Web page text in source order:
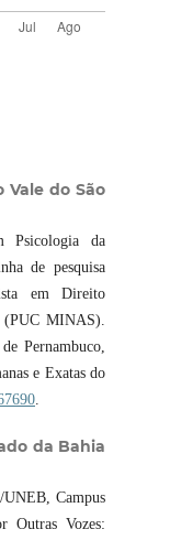
Vale do São
Psicologia da
de pesquisa
em Direito
(PUC MINAS).
Pernambuco,
e Exatas do
da Bahia
UNEB, Campus
Outras Vozes: